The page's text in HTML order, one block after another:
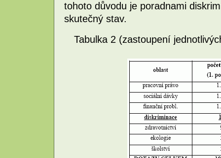
tohoto důvodu je poradnami
skutečný stav.
Tabulka 2 (zastoupení